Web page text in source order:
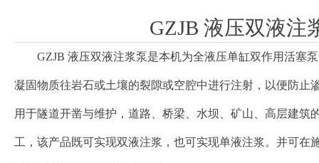
GZJB 液压双液注
GZJB 液压双液注浆泵是本机为全液压单缸双作用活塞
凝固物质往岩石或土壤的裂隙或空腔中进行注射，以便防止
用于隧道开凿与维护，道路、桥梁、水坝、矿山、高层建筑
工，该产品既可实现双液注浆，也可实现单液注浆。并可在